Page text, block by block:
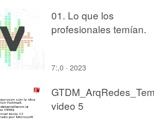
01. Lo que los
profesionales temían.
7:,0 · 2023
video 5